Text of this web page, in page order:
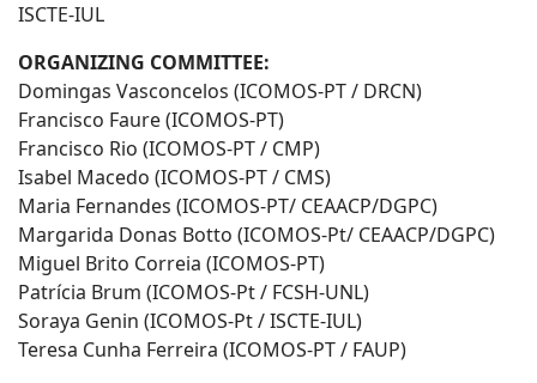
ISCTE-IUL
ORGANIZING COMMITTEE:
Domingas Vasconcelos (ICOMOS-PT / DRCN)
Francisco Faure (ICOMOS-PT)
Francisco Rio (ICOMOS-PT / CMP)
Isabel Macedo (ICOMOS-PT / CMS)
Maria Fernandes (ICOMOS-PT/ CEAACP/DGPC)
Margarida Donas Botto (ICOMOS-Pt/ CEAACP/DGPC)
Miguel Brito Correia (ICOMOS-PT)
Patrícia Brum (ICOMOS-Pt / FCSH-UNL)
Soraya Genin (ICOMOS-Pt / ISCTE-IUL)
Teresa Cunha Ferreira (ICOMOS-PT / FAUP)